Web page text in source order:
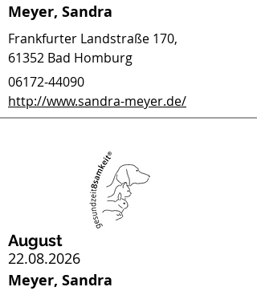
Frankfurter Landstraße 170,
61352 Bad Homburg
06172-44090
http://www.sandra-meyer.de/
Meyer, Sandra
August
22.08.2026
Meyer, Sandra